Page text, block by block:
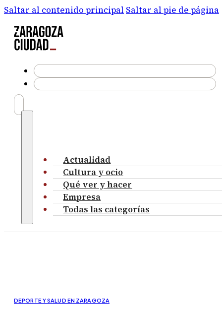
Saltar al contenido principal Saltar al pie de página
Actualidad
Cultura y ocio
Qué ver y hacer
Empresa
Todas las categorías
DEPORTE Y SALUD EN ZARAGOZA